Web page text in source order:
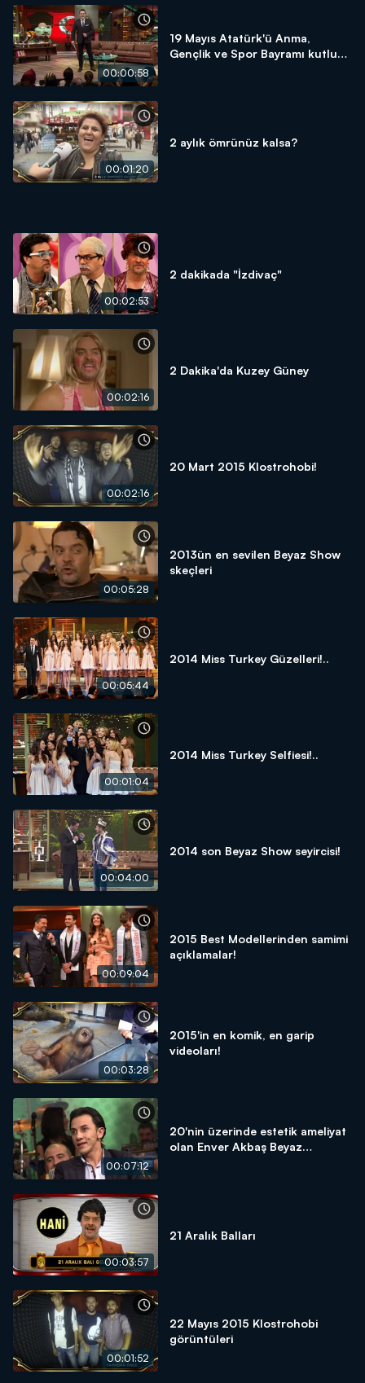
00:00:58
19 Mayıs Atatürk'ü Anma,
Gençlik ve Spor Bayramı kutlu
00:01:20
2 aylık ömrünüz kalsa?
00:02:53
2 dakikada "İzdivaç"
00:02:16
2 Dakika'da Kuzey Güney
00:02:16
20 Mart 2015 Klostrohobi!
00:05:28
2013ün en sevilen Beyaz Show
skeçleri
00:05:44
2014 Miss Turkey Güzelleri!..
00:01:04
2014 Miss Turkey Selfiesi!..
00:04:00
2014 son Beyaz Show seyircisi!
00:09:04
2015 Best Modellerinden samimi
açıklamalar!
00:03:28
2015'in en komik, en garip
videoları!
00:07:12
20'nin üzerinde estetik ameliyat
olan Enver Akbaş Beyaz
00:03:57
21 Aralık Balları
00:01:52
22 Mayıs 2015 Klostrohobi
görüntüleri